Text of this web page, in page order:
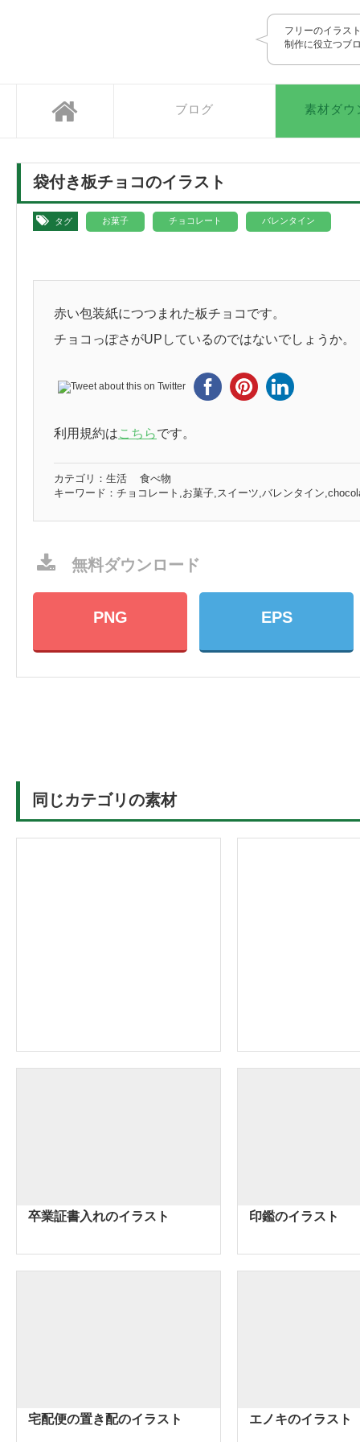
SOZAIC.com
フリーのイラス
制作に役立つブ
ブログ 素材ダウ
袋付き板チョコのイラスト
タグ お菓子 チョコレート バレンタイン
赤い包装紙につつまれた板チョコです。
チョコっぽさがUPしているのではないでしょうか。
利用規約はこちらです。
カテゴリ： 生活
食べ物
キーワード： チョコレート,お菓子,スイーツ,バレンタイン
無料ダウンロード
PNG EPS
同じカテゴリの素材
卒業証書入れのイラスト 印鑑のイラスト
宅配便の置き配のイラスト エノキのイラスト